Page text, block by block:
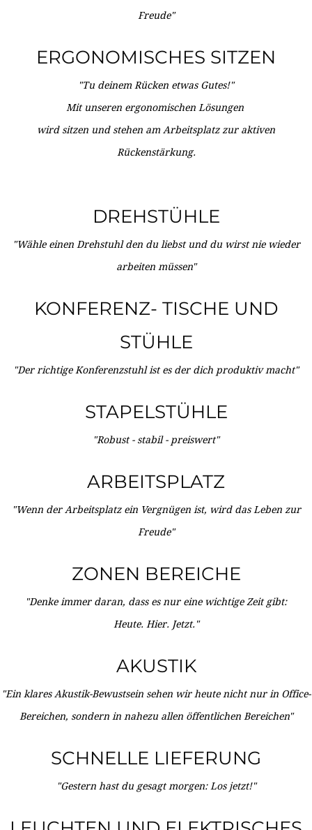
Freude"
ERGONOMISCHES SITZEN
"Tu deinem Rücken etwas Gutes!"
Mit unseren ergonomischen Lösungen
wird sitzen und stehen am Arbeitsplatz zur aktiven
Rückenstärkung.
DREHSTÜHLE
"Wähle einen Drehstuhl den du liebst und du wirst nie wieder
arbeiten müssen"
KONFERENZ- TISCHE UND
STÜHLE
"Der richtige Konferenzstuhl ist es der dich produktiv macht"
STAPELSTÜHLE
"Robust - stabil - preiswert"
ARBEITSPLATZ
"Wenn der Arbeitsplatz ein Vergnügen ist, wird das Leben zur
Freude"
ZONEN BEREICHE
"Denke immer daran, dass es nur eine wichtige Zeit gibt:
Heute. Hier. Jetzt."
AKUSTIK
"Ein klares Akustik-Bewustsein sehen wir heute nicht nur in Office-
Bereichen, sondern in nahezu allen öffentlichen Bereichen"
SCHNELLE LIEFERUNG
"Gestern hast du gesagt morgen: Los jetzt!"